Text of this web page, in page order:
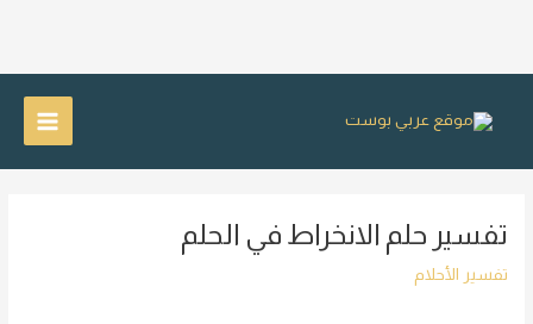
Main
تفسير حلم الانخراط في الحلم
تفسير الأحلام